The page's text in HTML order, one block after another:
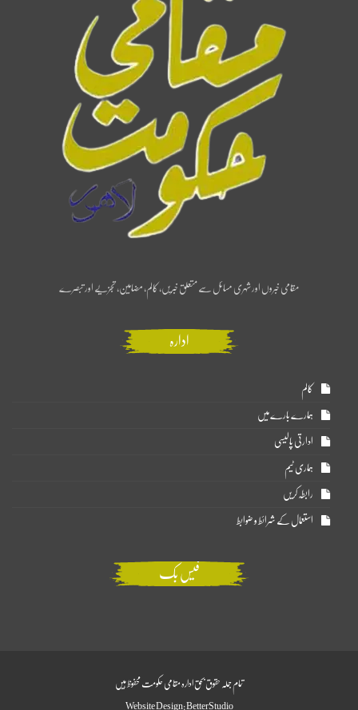
مقامی خبروں اور شہری مسائل سے متعلق خبریں، کالم، مضامین، تجزیے اور تبصرے
ادارہ
کالم
ہمارے بارے میں
ادارتی پالیسی
ہماری ٹیم
رابطہ کریں
استعمال کے شرائط و ضوابط
فیس بک
تمام جملہ حقوق بحق ادارہ مقامی حکومت محفوظ ہیں
Website Design: BetterStudio